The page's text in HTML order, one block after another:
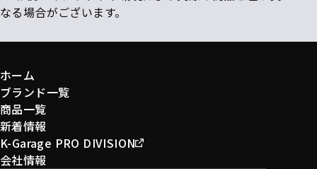
なる場合がございます。
ホーム
ブランド一覧
商品一覧
新着情報
K-Garage PRO DIVISION
会社情報